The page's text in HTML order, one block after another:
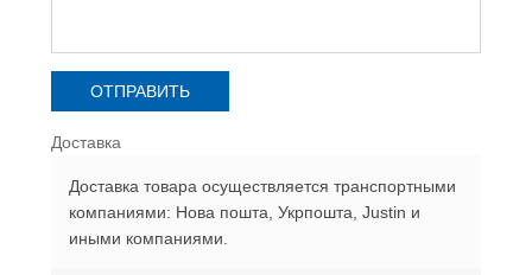
Доставка
Доставка товара осуществляется транспортными
компаниями: Нова пошта, Укрпошта, Justin и
иными компаниями.